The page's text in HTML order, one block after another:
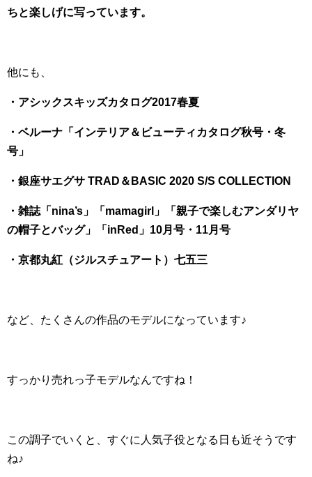
ちと楽しげに写っています。
他にも、
・アシックスキッズカタログ2017春夏
・ベルーナ「インテリア＆ビューティカタログ秋号・冬
号」
・銀座サエグサ TRAD＆BASIC 2020 S/S COLLECTION
・雑誌「nina’s」「mamagirl」「親子で楽しむアンダリヤ
の帽子とバッグ」「inRed」10月号・11月号
・京都丸紅（ジルスチュアート）七五三
など、たくさんの作品のモデルになっています♪
すっかり売れっ子モデルなんですね！
この調子でいくと、すぐに人気子役となる日も近そうです
ね♪